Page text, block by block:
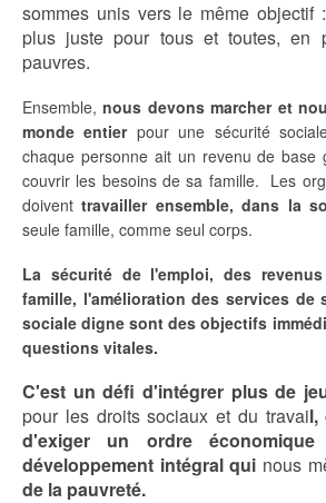
sommes unis vers le même
plus juste pour tous et toutes, en
pauvres.
Ensemble, nous devons marcher et
monde entierpour une sécurité
chaque personne ait un revenu de base
couvrir les besoins de sa famille. Les
doiventtravailler ensemble, dans la
seule famille, comme seul corps.
La sécurité de l'emploi, des
famille, l'amélioration des services de
sociale digne sont des objectifs
questions vitales.
C'est un défi d'intégrer plus de
pour les droits sociaux et du travail,
d'exiger un ordre
développement intégral qui nous
de la pauvreté.